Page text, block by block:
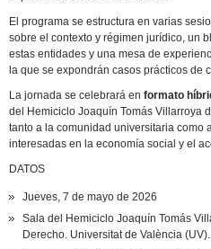
El programa se estructura en varias
sobre el contexto y régimen jurídico, un
estas entidades y una mesa de
la que se expondrán casos prácticos de
La jornada se celebrará enformato
del Hemiciclo Joaquín Tomás Villarroya
tanto a la comunidad universitaria como
interesadas en la economía social y el
DATOS
Jueves, 7 de mayo de 2026
Sala del Hemiciclo Joaquín Tomás
Derecho. Universitat de València (UV).